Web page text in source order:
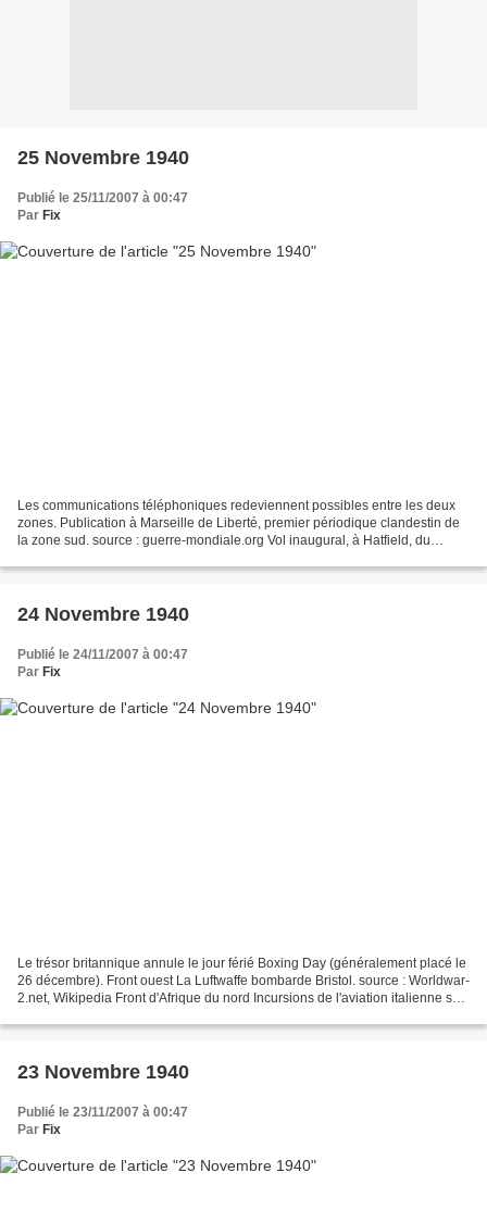
25 Novembre 1940
Publié le 25/11/2007 à 00:47
Par Fix
Les communications téléphoniques redeviennent possibles entre les deux
zones. Publication à Marseille de Liberté, premier périodique clandestin de
la zone sud. source : guerre-mondiale.org Vol inaugural, à Hatfield, du
24 Novembre 1940
Publié le 24/11/2007 à 00:47
Par Fix
Le trésor britannique annule le jour férié Boxing Day (généralement placé le
26 décembre). Front ouest La Luftwaffe bombarde Bristol. source : Worldwar-
2.net, Wikipedia Front d'Afrique du nord Incursions de l'aviation italienne sur
23 Novembre 1940
Publié le 23/11/2007 à 00:47
Par Fix